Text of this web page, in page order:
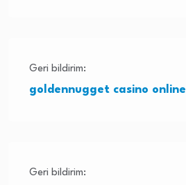
Geri bildirim:
goldennugget casino online
Geri bildirim: